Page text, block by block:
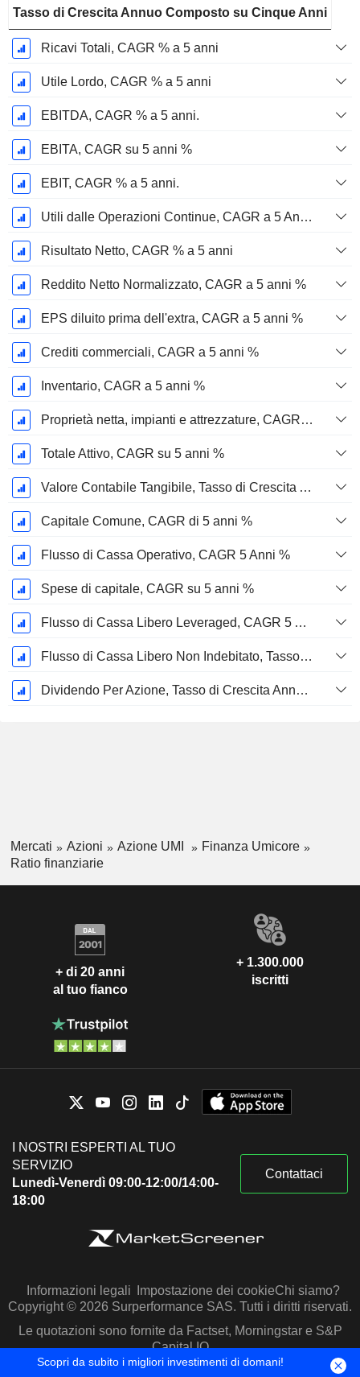
Tasso di Crescita Annuo Composto su Cinque Anni
Ricavi Totali, CAGR % a 5 anni
Utile Lordo, CAGR % a 5 anni
EBITDA, CAGR % a 5 anni.
EBITA, CAGR su 5 anni %
EBIT, CAGR % a 5 anni.
Utili dalle Operazioni Continue, CAGR a 5 Anni %
Risultato Netto, CAGR % a 5 anni
Reddito Netto Normalizzato, CAGR a 5 anni %
EPS diluito prima dell'extra, CAGR a 5 anni %
Crediti commerciali, CAGR a 5 anni %
Inventario, CAGR a 5 anni %
Proprietà netta, impianti e attrezzature, CAGR a 5 anni %
Totale Attivo, CAGR su 5 anni %
Valore Contabile Tangibile, Tasso di Crescita Annuo Composto a 5 Anni %
Capitale Comune, CAGR di 5 anni %
Flusso di Cassa Operativo, CAGR 5 Anni %
Spese di capitale, CAGR su 5 anni %
Flusso di Cassa Libero Leveraged, CAGR 5 Anni %
Flusso di Cassa Libero Non Indebitato, Tasso di Crescita Annuo Composto su 5 Anni %
Dividendo Per Azione, Tasso di Crescita Annuo Composto a 5 Anni %
Mercati Azioni Azione UMI
Finanza Umicore
Ratio finanziarie
+ di 20 anni
al tuo fianco
+ 1.300.000
iscritti
I NOSTRI ESPERTI AL TUO
SERVIZIO
Lunedì-Venerdì 09:00-12:00/14:00-
18:00
Contattaci
Informazioni legali Impostazione dei cookieChi siamo?
Copyright © 2026 Surperformance SAS. Tutti i diritti riservati.
Le quotazioni sono fornite da Factset, Morningstar e S&P
Capital IQ
Scopri da subito i migliori investimenti di domani!